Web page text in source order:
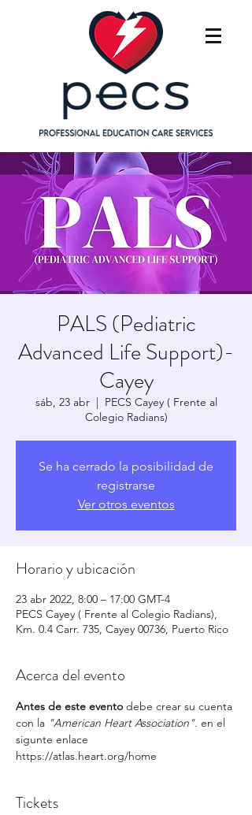
PALS (Pediatric
Advanced Life Support)-
Cayey
sáb, 23 abr
  |
PECS Cayey ( Frente al
Colegio Radians)
Se ha cerrado la posibilidad de
registrarse
Ver otros eventos
Horario y ubicación
23 abr 2022, 8:00 – 17:00 GMT-4
PECS Cayey ( Frente al Colegio Radians),
Km. 0.4 Carr. 735, Cayey 00736, Puerto Rico
Acerca del evento
Antes de este evento debe crear su cuenta
con la "American Heart Association". en el
sigunte enlace
https://atlas.heart.org/home
Tickets